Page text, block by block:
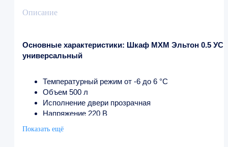
Описание
Основные характеристики: Шкаф МХМ Эльтон 0.5 УС
универсальный
Температурный режим от -6 до 6 °C
Объем 500 л
Исполнение двери прозрачная
Напряжение 220 В
Ширина 620 мм
Показать ещё